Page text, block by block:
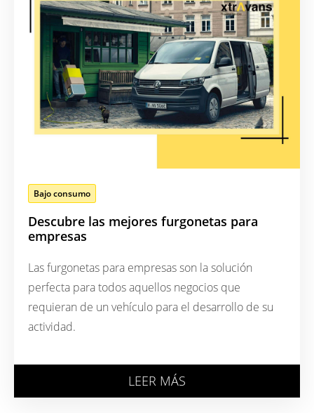
Bajo consumo
Descubre las mejores furgonetas para
empresas
Las furgonetas para empresas son la solución
perfecta para todos aquellos negocios que
requieran de un vehículo para el desarrollo de su
actividad.
LEER MÁS